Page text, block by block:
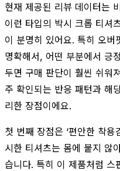
현재 제공된 리뷰 데이터는
이런 타입의 박시 크롭 티셔
이 분명히 있어요. 특히 오버
명확해서, 어떤 부분에서 긍
두면 구매 판단이 훨씬 쉬워
주 확인되는 반응 패턴과 해
리한 장점이에요.
첫 번째 장점은 ‘편안한 착
시한 티셔츠는 몸에 붙지 않
습니다. 특히 이 제품처럼 스